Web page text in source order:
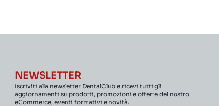
NEWSLETTER
Iscriviti alla newsletter DentalClub e ricevi tutti gli
aggiornamenti su prodotti, promozioni e offerte del nostro
eCommerce, eventi formativi e novità.